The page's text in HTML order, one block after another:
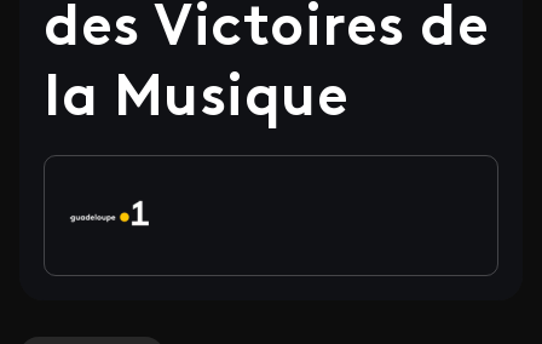
des Victoires de
la Musique